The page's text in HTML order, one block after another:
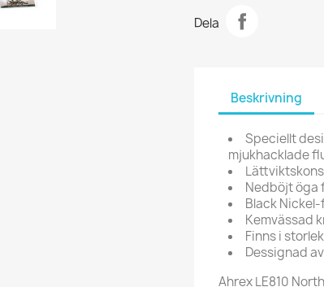
Dela
Beskrivning
Speciellt
mjukhacklade
Nedböjt öga
Black
Kemvässad
Finns i
Dessignad
Ahrex LE810